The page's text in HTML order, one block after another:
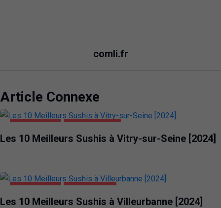
comli.fr
Article Connexe
Les 10 Meilleurs Sushis à Vitry-sur-Seine [2024]
Les 10 Meilleurs Sushis à Villeurbanne [2024]